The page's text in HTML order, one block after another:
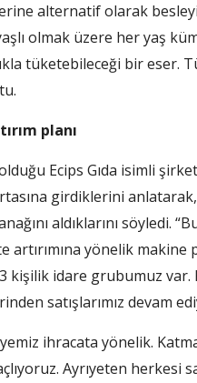
alternatif olarak
olmak üzere her yaş
tüketebile­ceği bir eser.
planı
Ecips Gı­da isimli
girdik­lerini anlatarak,
al­dıklarını söyledi.
yönelik
kişilik idare grubumuz
satışlarımız devam
ihra­cata yönelik.
Ayrıyeten herkesi